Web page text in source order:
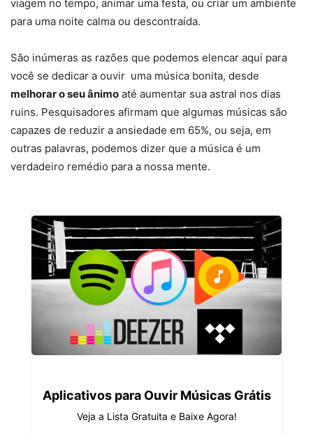
viagem no tempo, animar uma festa, ou criar um ambiente
para uma noite calma ou descontraída.
São inúmeras as razões que podemos elencar aqui para
você se dedicar a ouvir uma música bonita, desde
melhorar o seu ânimo até aumentar sua astral nos dias
ruins. Pesquisadores afirmam que algumas músicas são
capazes de reduzir a ansiedade em 65%, ou seja, em
outras palavras, podemos dizer que a música é um
verdadeiro remédio para a nossa mente.
Aplicativos para Ouvir Músicas Grátis
Veja a Lista Gratuita e Baixe Agora!